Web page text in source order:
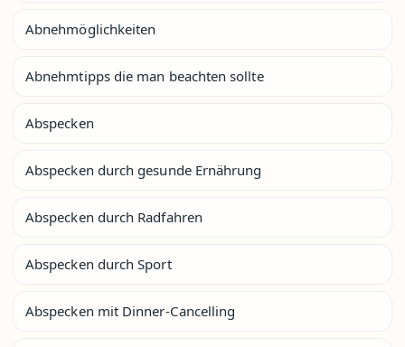
Abnehmöglichkeiten
Abnehmtipps die man beachten sollte
Abspecken
Abspecken durch gesunde Ernährung
Abspecken durch Radfahren
Abspecken durch Sport
Abspecken mit Dinner-Cancelling